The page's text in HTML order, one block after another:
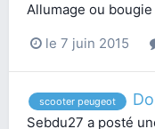
Allumage ou bougie
le 7 juin 2015
scooter peugeot
Sebdu27 a posté